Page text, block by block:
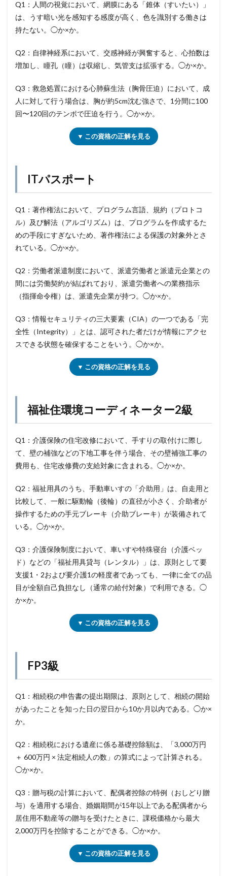
Q1：人間の視覚において、網膜にある「錐体（すいたい）」
は、うす暗い光を感知する感度が高く、色を識別する働きは
持たない。◯か×か。
Q2：自律神経系において、交感神経が興奮すると、心拍数は
増加し、瞳孔（瞳）は収縮し、気管支は拡張する。◯か×か。
Q3：救急処置における心肺蘇生法（胸骨圧迫）において、成
人に対して行う場合は、胸が約5cm沈む強さで、1分間に100
回〜120回のテンポで圧迫を行う。◯か×か。
▼ この資格の正解を見る
ITパスポート
Q1：著作権法において、プログラム言語、規約（プロトコ
ル）及び解法（アルゴリズム）は、プログラムを作成するた
めの手段にすぎないため、著作権法による保護の対象外とさ
れている。◯か×か。
Q2：労働者派遣制度において、派遣労働者と派遣元企業との
間には労働契約が結ばれており、派遣労働者への業務指示
（指揮命令権）は、派遣先企業が持つ。◯か×か。
Q3：情報セキュリティの三大要素（CIA）の一つである「完
全性（Integrity）」とは、認可された者だけが情報にアクセ
スできる状態を確保することをいう。◯か×か。
▼ この資格の正解を見る
福祉住環境コーディネーター2級
Q1：介護保険の住宅改修において、手すりの取付けに際し
て、壁の補強などの下地工事を伴う場合、その壁補強工事の
費用も、住宅改修費の支給対象に含まれる。◯か×か。
Q2：福祉用具のうち、手動車いすの「介助用」は、自走用と
比較して、一般に駆動輪（後輪）の直径が小さく、介助者が
操作するための手元ブレーキ（介助ブレーキ）が装備されて
いる。◯か×か。
Q3：介護保険制度において、車いすや特殊寝台（介護ベッ
ド）などの「福祉用具貸与（レンタル）」は、原則として要
支援1・2および要介護1の軽度者であっても、一律に全ての品
目が全額自己負担なし（通常の給付対象）で利用できる。◯
か×か。
▼ この資格の正解を見る
FP3級
Q1：相続税の申告書の提出期限は、原則として、相続の開始
があったことを知った日の翌日から10か月以内である。◯か×
か。
Q2：相続税における遺産に係る基礎控除額は、「3,000万円
＋ 600万円 × 法定相続人の数」の算式によって計算される。
◯か×か。
Q3：贈与税の計算において、配偶者控除の特例（おしどり贈
与）を適用する場合、婚姻期間が15年以上である配偶者から
居住用不動産等の贈与を受けたときに、課税価格から最大
2,000万円を控除することができる。◯か×か。
▼ この資格の正解を見る